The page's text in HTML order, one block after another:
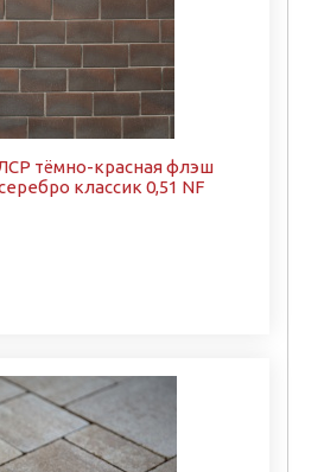
тёмно-красная флэш
классик 0,51 NF